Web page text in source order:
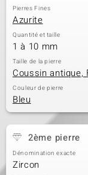
Pierres Fines
Azurite
Quantité et taille
1 à 10 mm
Taille de la pierre
Coussin antique,
Couleur de pierre
Bleu
2ème pierre
Dénomination exacte
Zircon